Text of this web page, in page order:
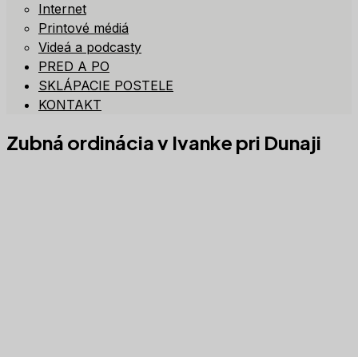
Internet
Printové médiá
Videá a podcasty
PRED A PO
SKLÁPACIE POSTELE
KONTAKT
Zubná ordinácia v Ivanke pri Dunaji